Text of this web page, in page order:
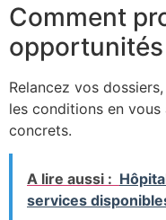
Comment
Relancez vos
les conditions en
concrets.
A lire aussi :
services